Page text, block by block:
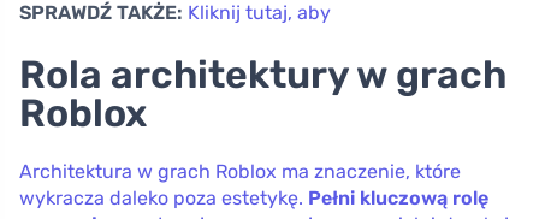
SPRAWDŹ TAKŻE: Kliknij tutaj, aby
Rola architektury w grach
Roblox
Architektura w grach Roblox ma znaczenie, które
wykracza daleko poza estetykę. Pełni kluczową rolę